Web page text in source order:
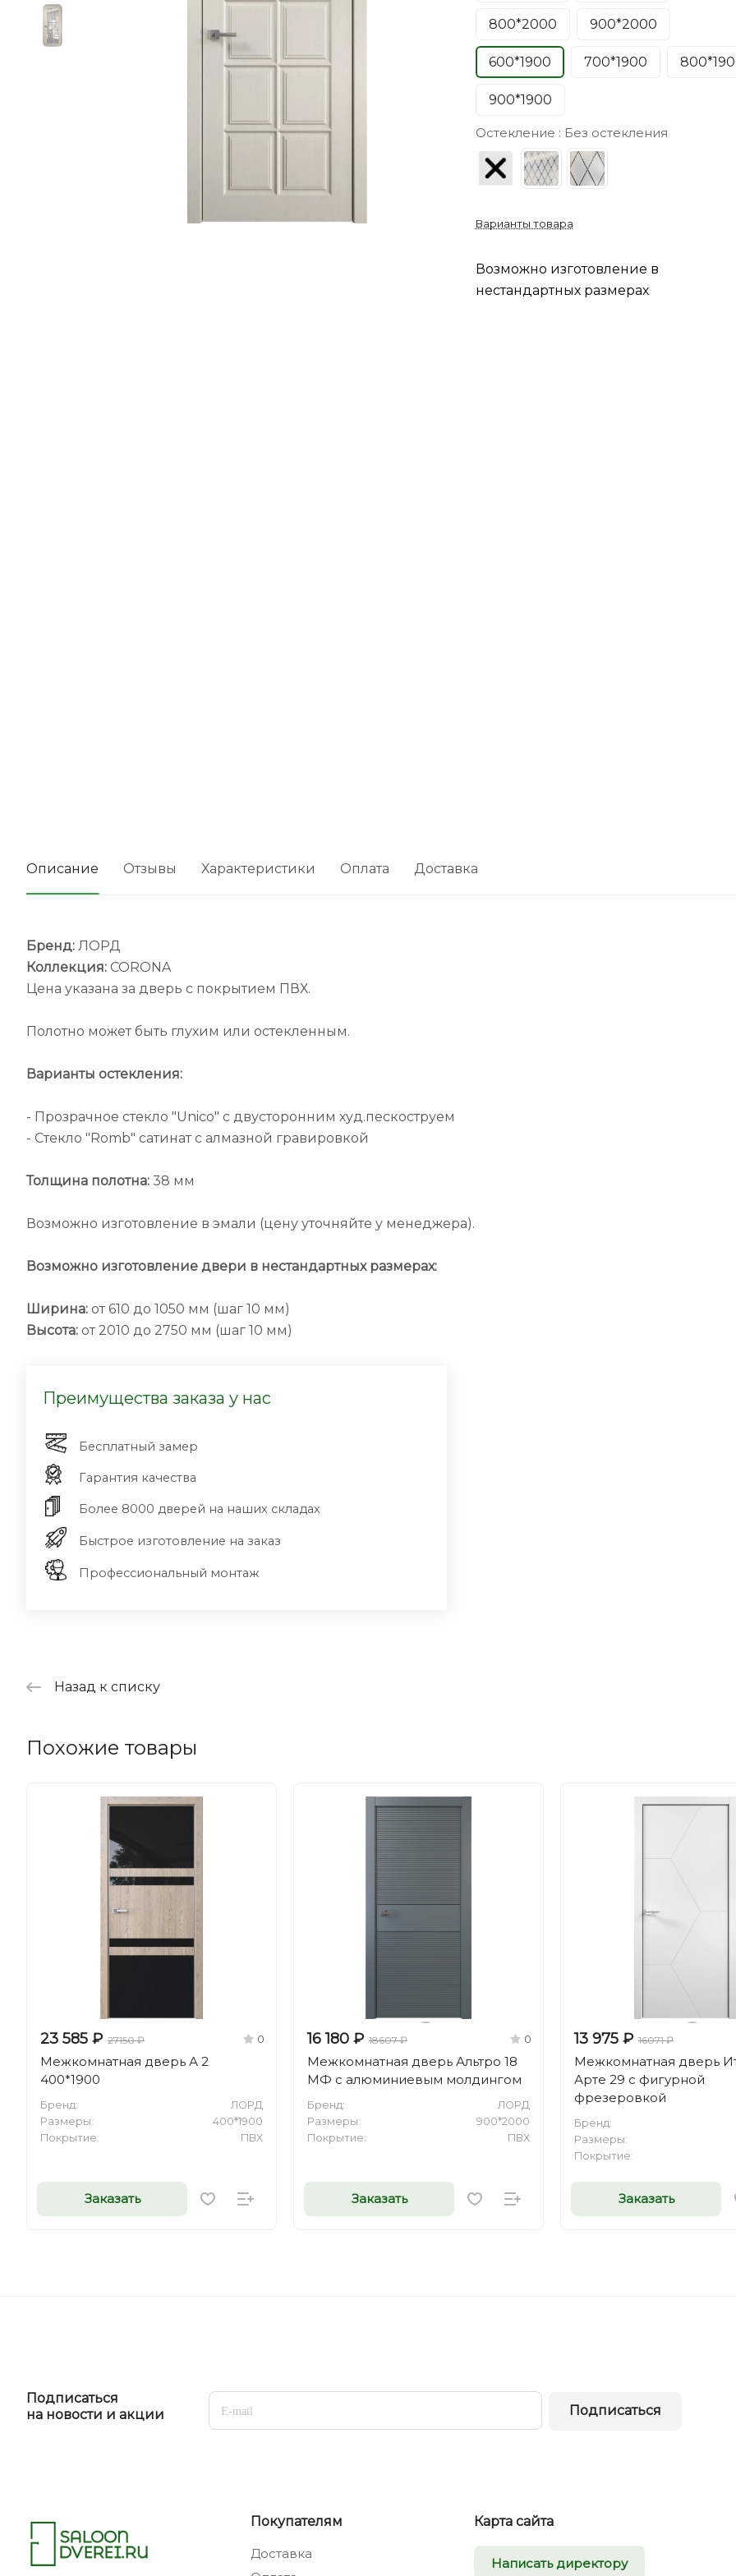
800*2000 900*2000
600*1900 700*1900
900*1900
Остекление : Без остекления
Варианты товара
Возможно изготовление в
нестандартных размерах
Описание Отзывы Характеристики Оплата Доставка
Бренд: ЛОРД
Коллекция: CORONA
Цена указана за дверь с покрытием ПВХ.
Полотно может быть глухим или остекленным.
Варианты остекления:
- Прозрачное стекло "Unico" с двусторонним худ.пескоструем
- Стекло "Romb" сатинат с алмазной гравировкой
Толщина полотна: 38 мм
Возможно изготовление в эмали (цену уточняйте у менеджера).
Возможно изготовление двери в нестандартных размерах:
Ширина: от 610 до 1050 мм (шаг 10 мм)
Высота: от 2010 до 2750 мм (шаг 10 мм)
Преимущества заказа у нас
Бесплатный замер
Гарантия качества
Более 8000 дверей на наших складах
Быстрое изготовление на заказ
Профессиональный монтаж
Назад к списку
Похожие товары
23 585 ₽ 27150 ₽ 0
Межкомнатная дверь А 2
400*1900
Бренд:
ЛОРД
Размеры:
400*1900
Покрытие:
ПВХ
Заказать
16 180 ₽ 18607 ₽ 0
Межкомнатная дверь Альтро 18
МФ с алюминиевым молдингом
Бренд:
ЛОРД
Размеры:
900*2000
Покрытие:
ПВХ
Заказать
13 975 ₽ 16071 ₽
Межкомнатная дверь
Арте 29 с фигурной
фрезеровкой
Бренд:
Размеры:
Покрытие:
Заказать
Подписаться
на новости и акции
Подписаться
Покупателям
Доставка
Карта сайта
Написать директору